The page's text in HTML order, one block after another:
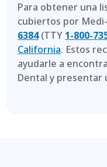
Para obtener una
cubiertos por
6384(TTY 1-800-
California. Estos
ayudarle a
Dental y presentar